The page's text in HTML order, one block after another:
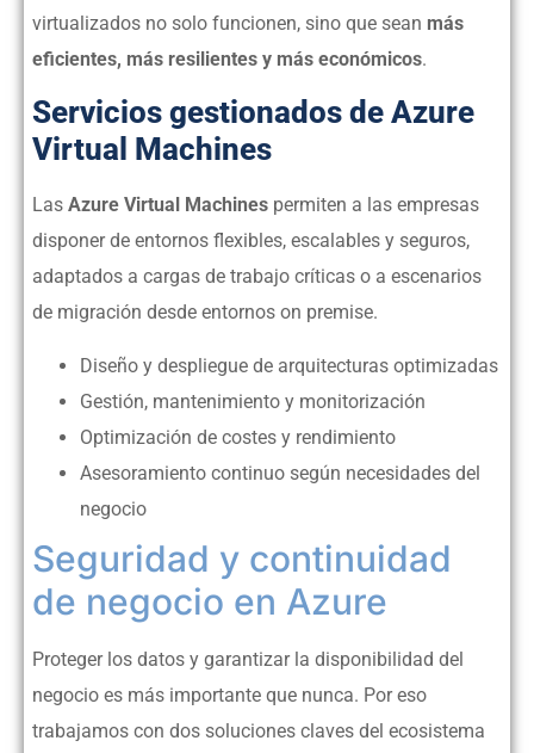
virtualizados no solo funcionen, sino que sean más
eficientes, más resilientes y más económicos.
Servicios gestionados de Azure
Virtual Machines
Las Azure Virtual Machines permiten a las empresas
disponer de entornos flexibles, escalables y seguros,
adaptados a cargas de trabajo críticas o a escenarios
de migración desde entornos on premise.
Diseño y despliegue de arquitecturas optimizadas
Gestión, mantenimiento y monitorización
Optimización de costes y rendimiento
Asesoramiento continuo según necesidades del
negocio
Seguridad y continuidad
de negocio en Azure
Proteger los datos y garantizar la disponibilidad del
negocio es más importante que nunca. Por eso
trabajamos con dos soluciones claves del ecosistema